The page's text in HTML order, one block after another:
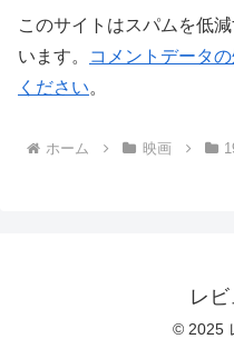
このサイトはスパムを低
います。
コメントデータ
ください。
ホーム 映画
レ
© 2025